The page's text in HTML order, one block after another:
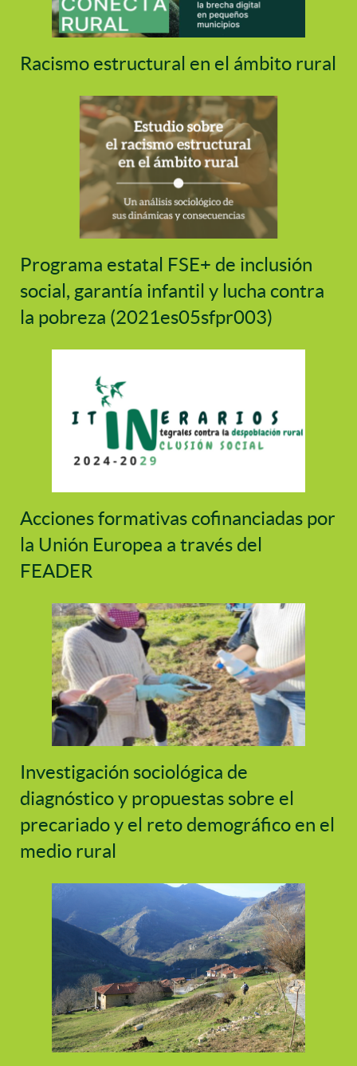
Racismo estructural en el ámbito rural
Programa estatal FSE+ de inclusión
social, garantía infantil y lucha contra
la pobreza (2021es05sfpr003)
Acciones formativas cofinanciadas por
la Unión Europea a través del
FEADER
Investigación sociológica de
diagnóstico y propuestas sobre el
precariado y el reto demográfico en el
medio rural